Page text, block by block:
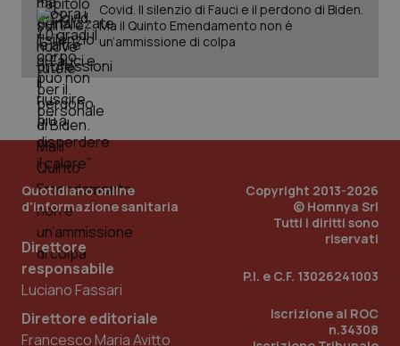
Covid. Il silenzio di Fauci e il perdono di Biden.
Ma il Quinto Emendamento non è
un’ammissione di colpa
Quotidiano online
d'informazione sanitaria
Direttore
responsabile
Luciano Fassari
Direttore editoriale
Francesco Maria Avitto
Copyright 2013-2026
© Homnya Srl
Tutti i diritti sono
riservati
P.I. e C.F. 13026241003
Iscrizione al ROC
n.34308
PHPSESSID
PHP.net